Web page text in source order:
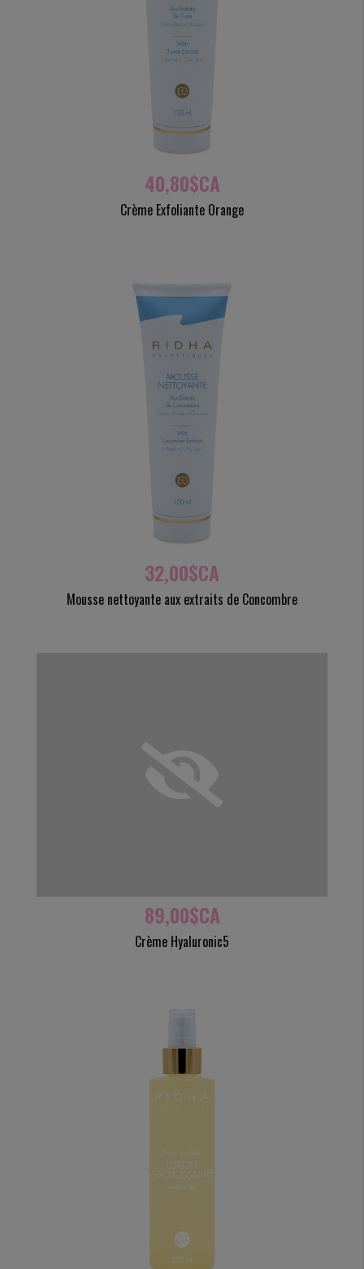
40,80$CA
Crème Exfoliante Orange
32,00$CA
Mousse nettoyante aux extraits de Concombre
89,00$CA
Crème Hyaluronic5